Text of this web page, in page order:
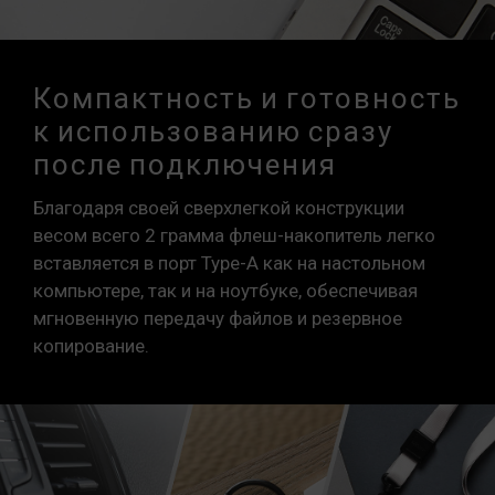
Компактность и готовность
к использованию сразу
после подключения
Благодаря своей сверхлегкой конструкции
весом всего 2 грамма флеш-накопитель легко
вставляется в порт Type-A как на настольном
компьютере, так и на ноутбуке, обеспечивая
мгновенную передачу файлов и резервное
копирование.